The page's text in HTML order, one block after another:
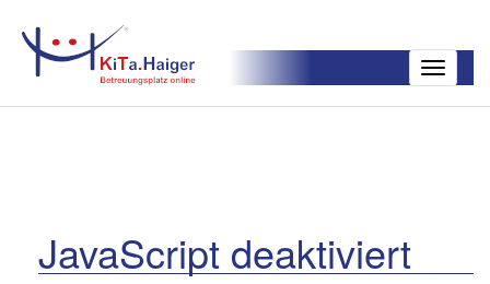
Toggle
JavaScript deaktiviert